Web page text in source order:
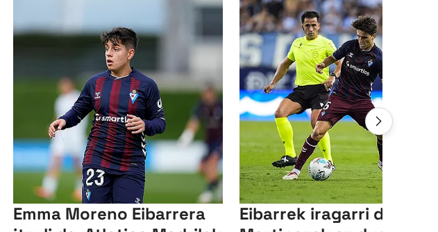
Emma Moreno Eibarrera
Eibarrek iragarri du Javi